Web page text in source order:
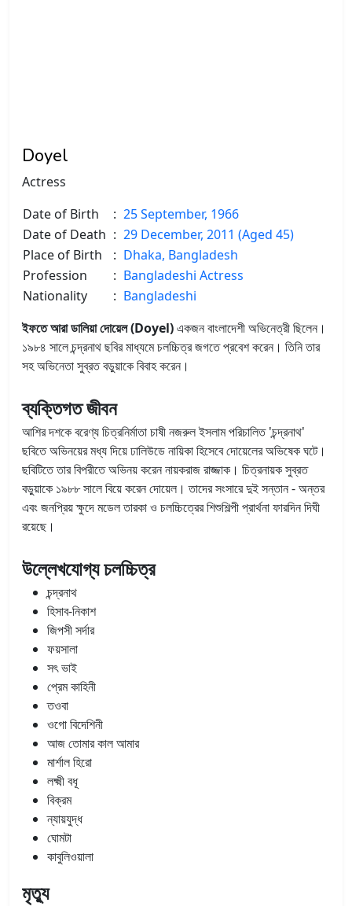
Doyel
Actress
Date of Birth
: 25 September, 1966
Date of Death : 29 December, 2011 (Aged 45)
Place of Birth
: Dhaka, Bangladesh
Profession
: Bangladeshi Actress
Nationality
: Bangladeshi
ইফতে আরা ডালিয়া দোয়েল (Doyel)একজন বাংলাদেশী অভিনেত্রী ছিলেন।
১৯৮৪ সালে চন্দ্রনাথ ছবির মাধ্যমে চলচ্চিত্র জগতে প্রবেশ করেন। তিনি তার
সহ অভিনেতা সুব্রত বড়ুয়াকে বিবাহ করেন।
ব্যক্তিগত জীবন
আশির দশকে বরেণ্য চিত্রনির্মাতা চাষী নজরুল ইসলাম পরিচালিত 'চন্দ্রনাথ'
ছবিতে অভিনয়ের মধ্য দিয়ে ঢালিউডে নায়িকা হিসেবে দোয়েলের অভিষেক ঘটে।
ছবিটিতে তার বিপরীতে অভিনয় করেন নায়করাজ রাজ্জাক। চিত্রনায়ক সুব্রত
বড়ুয়াকে ১৯৮৮ সালে বিয়ে করেন দোয়েল। তাদের সংসারে দুই সন্তান - অন্তর
এবং জনপ্রিয় ক্ষুদে মডেল তারকা ও চলচ্চিত্রের শিশুশিল্পী প্রার্থনা ফারদিন দিঘী
রয়েছে।
উল্লেখযোগ্য চলচ্চিত্র
চন্দ্রনাথ
হিসাব-নিকাশ
জিপসী সর্দার
ফয়সালা
সৎ ভাই
প্রেম কাহিনী
তওবা
ওগো বিদেশিনী
আজ তোমার কাল আমার
মার্শাল হিরো
লক্ষ্মী বধূ
বিক্রম
ন্যায়যুদ্ধ
ঘোমটা
কাবুলিওয়ালা
মৃত্যু